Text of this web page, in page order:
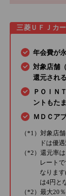
三菱ＵＦＪカ
年会費が
対象店舗
還元される
ＰＯＩＮ
ントもた
ＭＤＣア
（*1）対象店
ドは優
（*2）還元率
レート
なりま
は4円と
（*2）最大20